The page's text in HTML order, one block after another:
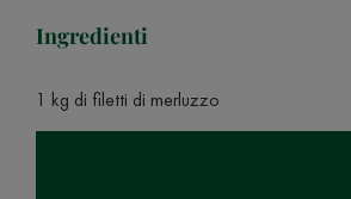
Ingredienti
1 kg di filetti di merluzzo